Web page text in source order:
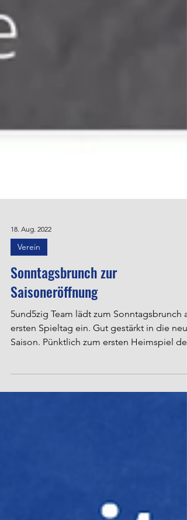
18. Aug. 2022
Verein
Sonntagsbrunch zur
Saisoneröffnung
5und5zig Team lädt zum Sonntagsbrunch